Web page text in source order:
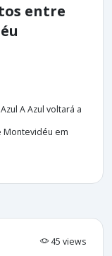
entre
A Azul voltará a
Montevidéu em
45 views